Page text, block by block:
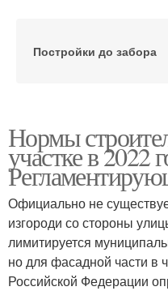
Постройки до забора
постройки
Нормы
участке в 2022
Официально не
изгороди со стороны
лимитируется
но для фасадной части в
Российской Федерации